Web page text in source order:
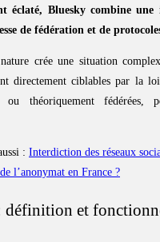
éclaté, Bluesky combine une
de fédération et de
crée une situation
directement ciblables par la
ou théoriquement fédérées,
: Interdiction des réseaux
l’anonymat en France ?
définition et